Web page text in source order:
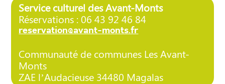
Service culturel des Avant-Monts
Réservations : 06 43 92 46 84
reservation@avant-monts.fr
Communauté de communes Les Avant-
Monts
ZAE l’Audacieuse 34480 Magalas